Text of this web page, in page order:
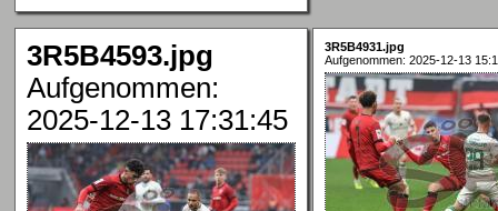
3R5B4593.jpg
Aufgenommen:
2025-12-13 17:31:45
3R5B4931.jpg
Aufgenommen: 2025-12-13